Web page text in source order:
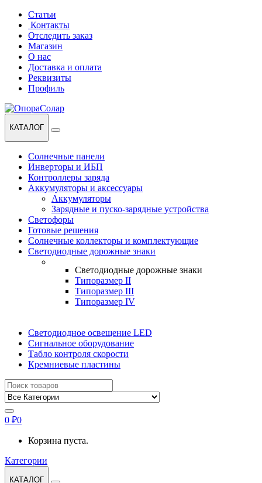
Перейти
навигации
Перейти
содержанию
Статьи
Контакты
Отследить заказ
Магазин
О нас
Доставка и оплата
Реквизиты
Профиль
КАТАЛОГ
Солнечные панели
Инверторы и ИБП
Контроллеры заряда
Аккумуляторы и аксессуары
Аккумуляторы
Зарядные и пуско-зарядные устройства
Светофоры
Готовые решения
Солнечные коллекторы и комплектующие
Светодиодные дорожные знаки
Светодиодные дорожные знаки
Типоразмер II
Типоразмер III
Типоразмер IV
Светодиодное освещение LED
Сигнальное оборудование
Табло контроля скорости
Кремниевые пластины
Найти:
0 ₽0
Корзина пуста.
Категории
КАТАЛОГ